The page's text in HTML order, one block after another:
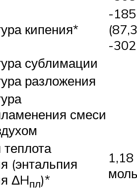
кипения*
-
-
сублимации
разложения
смеси
(энтальпия
ΔHпл)*